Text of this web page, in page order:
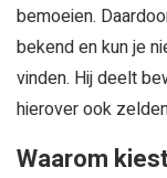
bemoeien.
bekend en kun je
vinden. Hij deelt
hierover ook
Waarom